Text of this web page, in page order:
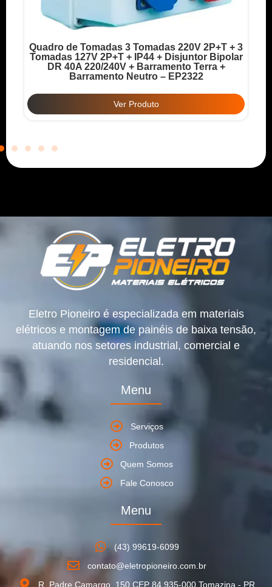
Quadro de Tomadas 3 Tomadas 220V 2P+T + 3
Tomadas 127V 2P+T + IP44 + Disjuntor Bipolar
DR 40A 220/240V + Barramento Terra +
Barramento Neutro – EP2322
Ver Produto
Eletro Pioneiro é especializada em materiais
elétricos e montagem de painéis de baixa tensão,
atuando nos setores industrial, comercial e
residencial.
Menu
Serviços
Produtos
Quem Somos
Fale Conosco
Menu
(43) 99619-6099
contato@eletropioneiro.com.br
R. Padre Camargo, 150 CEP 84.935-000 Tomazina - PR